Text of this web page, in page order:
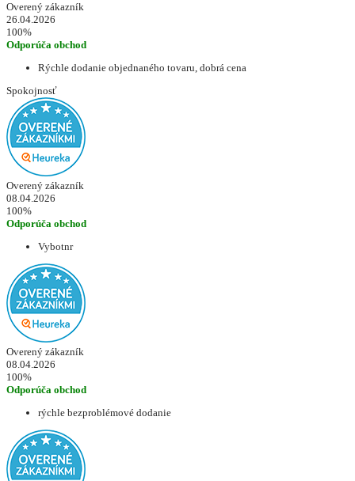
Overený zákazník
26.04.2026
100%
Odporúča obchod
Rýchle dodanie objednaného tovaru, dobrá cena
Spokojnosť
Overený zákazník
08.04.2026
100%
Odporúča obchod
Vybotnr
Overený zákazník
08.04.2026
100%
Odporúča obchod
rýchle bezproblémové dodanie